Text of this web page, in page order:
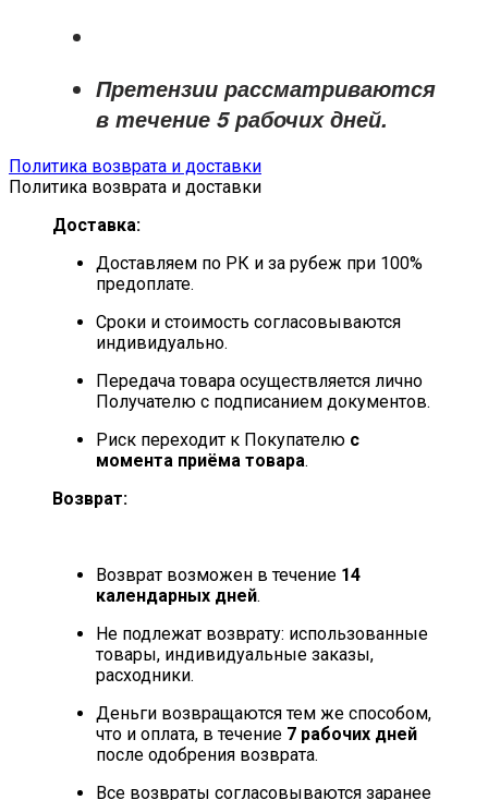
Претензии рассматриваются
в течение 5 рабочих дней.
Политика возврата и доставки
Политика возврата и доставки
Доставка:
Доставляем по РК и за рубеж при 100%
предоплате.
Сроки и стоимость согласовываются
индивидуально.
Передача товара осуществляется лично
Получателю с подписанием документов.
Риск переходит к Покупателю с
момента приёма товара.
Возврат:
Возврат возможен в течение 14
календарных дней.
Не подлежат возврату: использованные
товары, индивидуальные заказы,
расходники.
Деньги возвращаются тем же способом,
что и оплата, в течение 7 рабочих дней
после одобрения возврата.
Все возвраты согласовываются заранее